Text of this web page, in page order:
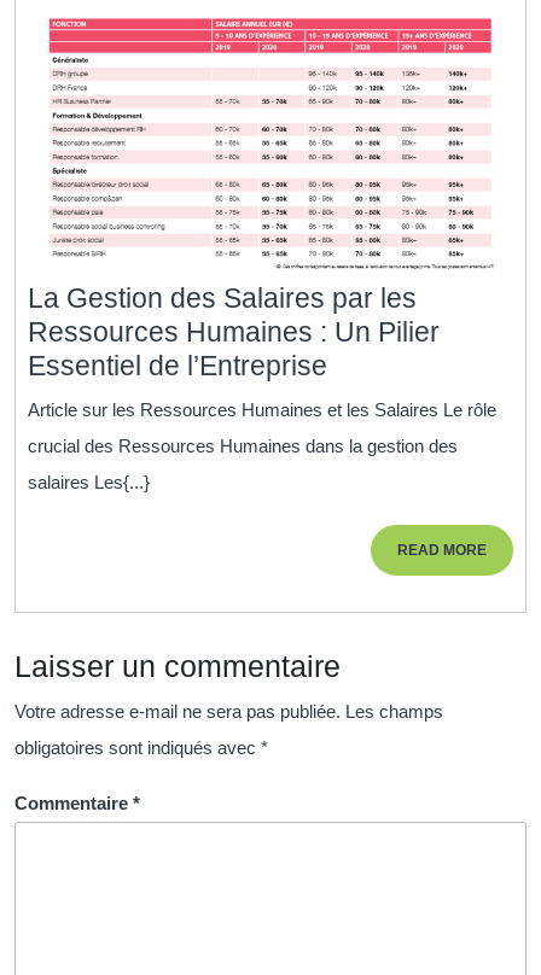
La Gestion des Salaires par les
Ressources Humaines : Un Pilier
Essentiel de l’Entreprise
Gestion
des
Salaires
Ressources
Un
Pilier
Article sur les Ressources Humaines et les Salaires Le rôle
crucial des Ressources Humaines dans la gestion des
salaires Les{...}
READ MOREREAD
MORE
Laisser un commentaire
Votre adresse e-mail ne sera pas publiée. Les champs
obligatoires sont indiqués avec *
Commentaire *